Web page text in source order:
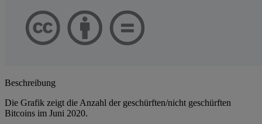
Beschreibung
Die Grafik zeigt die Anzahl der geschürften/nicht geschürften
Bitcoins im Juni 2020.